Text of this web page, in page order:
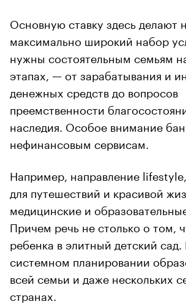
Основную ставку здесь делают
максимально широкий набор
нужны состоятельным семьям
этапах, — от зарабатывания и
денежных средств до вопросов
преемственности
наследия. Особое внимание
нефинансовым сервисам.
Например, направление
для путешествий и красивой
медицинские и
Причем речь не столько о том,
ребенка в элитный детский сад.
системном планировании
всей семьи и даже нескольких
странах.